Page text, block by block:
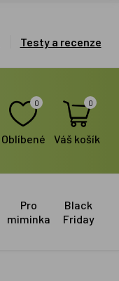
Testy a recenze
0
Oblíbené
0
Váš košík
Pro
miminka
Black
Friday